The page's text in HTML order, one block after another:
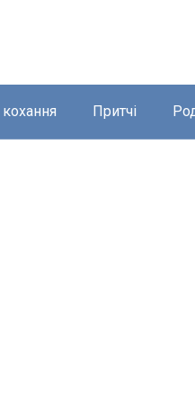
кохання Притчі